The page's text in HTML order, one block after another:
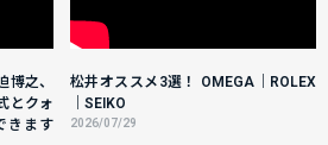
博之、
とクォ
きます
松井オススメ3選！ OMEGA｜ROLEX
｜SEIKO
2026/07/29